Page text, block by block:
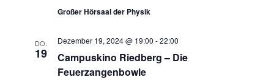
Großer Hörsaal der Physik
DO.
19
Campuskino Riedberg – Die
Feuerzangenbowle
Dezember 19, 2024 @ 19:00 -22:00